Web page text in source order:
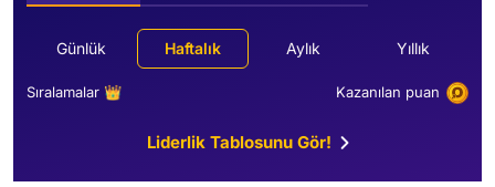
Günlük Haftalık Aylık Yıllık
Sıralamalar 👑 Kazanılan puan
Liderlik Tablosunu Gör!